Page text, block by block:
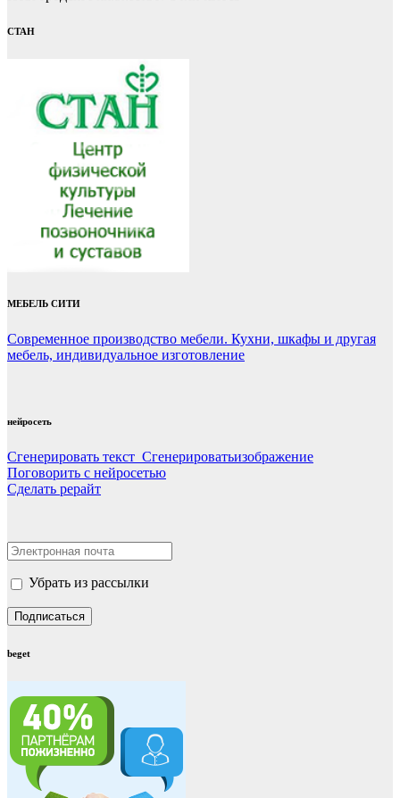
СТАН
МЕБЕЛЬ СИТИ
Современное производство мебели. Кухни, шкафы и другая
мебель, индивидуальное изготовление
нейросеть
Сгенерировать текст Сгенерироватьизображение
Поговорить с нейросетью
Сделать рерайт
Убрать из рассылки
beget